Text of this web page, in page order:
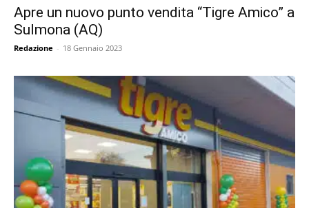
Apre un nuovo punto vendita “Tigre Amico” a
Sulmona (AQ)
Redazione - 18 Gennaio 2023